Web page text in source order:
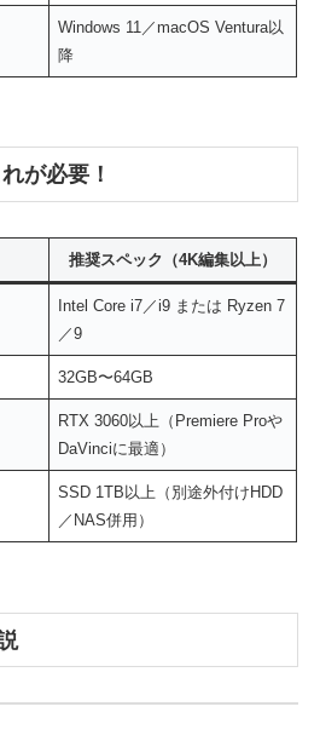
Windows 11／macOS Ventura以
降
が必要！
推奨スペック（4K編集以上）
Intel Core i7／i9 または Ryzen 7
／9
32GB〜64GB
RTX 3060以上（Premiere Proや
DaVinciに最適）
SSD 1TB以上（別途外付けHDD
／NAS併用）